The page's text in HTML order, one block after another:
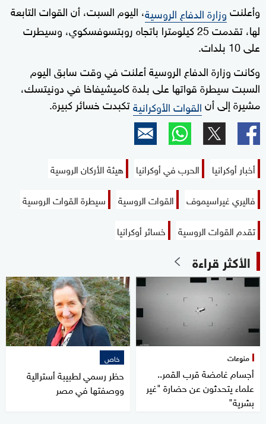
وأعلنتوزارة الدفاع الروسية، اليوم السبت، أن القوات التابعة
لها، تقدمت 25 كيلومترا باتجاه روبتسوفسكوي، وسيطرت
على 10 بلدات.
وكانت وزارة الدفاع الروسية أعلنت في وقت سابق اليوم
السبت سيطرة قواتها على بلدة كاميشيفاخا في دونيتسك،
مشيرة إلى أنالقوات الأوكرانيةتكبدت خسائر كبيرة.
أخبار أوكرانيا الحرب في أوكرانيا
هيئة الأركان الروسية
فاليري غيراسيموف
القوات الروسية
سيطرة القوات الروسية
تقدم القوات الروسية
خسائر أوكرانيا
الأكثر قراءة
منوعات
أجسام غامضة قرب القمر..
علماء يتحدثون عن حضارة "غير
بشرية"
خاص
حظر رسمي لطبيبة أسترالية
ووصفتها في مصر